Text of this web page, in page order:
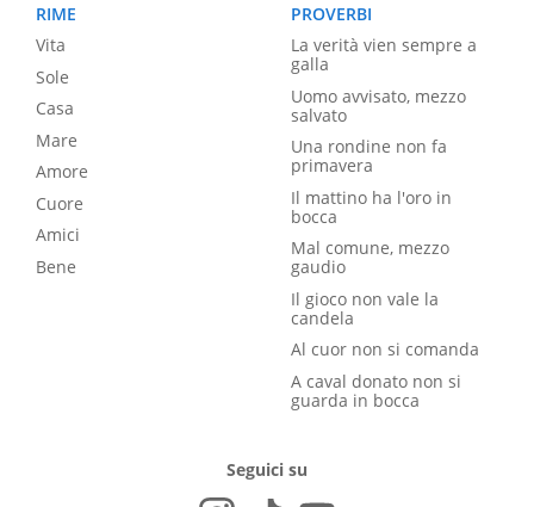
RIME
Vita
Sole
Casa
Mare
Amore
Cuore
Amici
Bene
PROVERBI
La verità vien sempre a
galla
Uomo avvisato, mezzo
salvato
Una rondine non fa
primavera
Il mattino ha l'oro in
bocca
Mal comune, mezzo
gaudio
Il gioco non vale la
candela
Al cuor non si comanda
A caval donato non si
guarda in bocca
Seguici su